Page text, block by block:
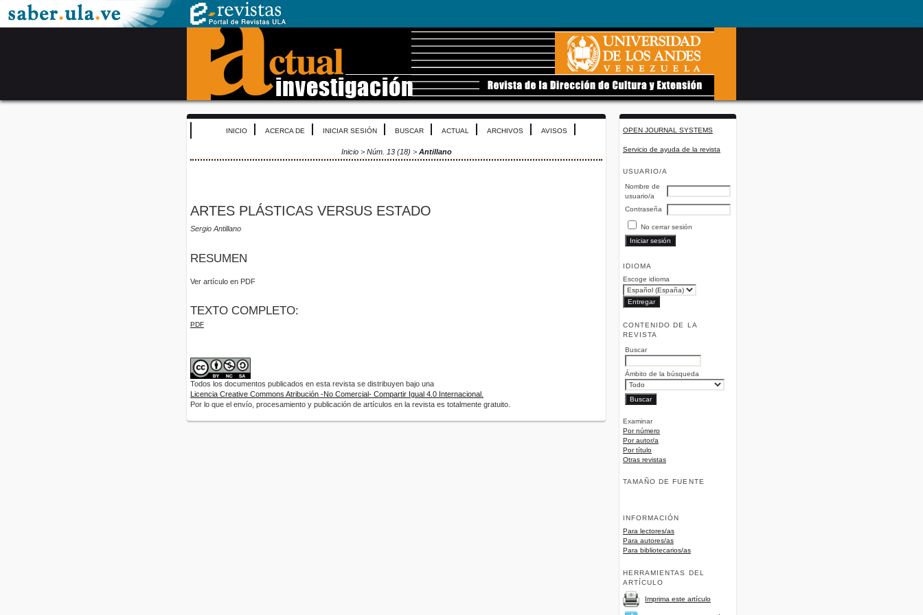
OPEN JOURNAL SYSTEMS
Servicio de ayuda de la revista
USUARIO/A
Nombre de
usuario/a
Contraseña
No cerrar sesión
IDIOMA
Escoge idioma
CONTENIDO DE LA
REVISTA
Buscar
Ámbito de la búsqueda
Examinar
Por número
Por autor/a
Por título
Otras revistas
TAMAÑO DE FUENTE
INFORMACIÓN
Para lectores/as
Para autores/as
Para bibliotecarios/as
HERRAMIENTAS DEL
ARTÍCULO
Imprima este artículo
INICIO ACERCA DE INICIAR SESIÓN BUSCAR ACTUAL ARCHIVOS AVISOS
Inicio> Núm. 13 (18) > Antillano
ARTES PLÁSTICAS VERSUS ESTADO
Sergio Antillano
RESUMEN
Ver artículo en PDF
TEXTO COMPLETO:
PDF
Todos los documentos publicados en esta revista se distribuyen bajo una
Licencia Creative Commons Atribución -No Comercial- Compartir Igual 4.0 Internacional.
Por lo que el envío, procesamiento y publicación de artículos en la revista es totalmente gratuito.